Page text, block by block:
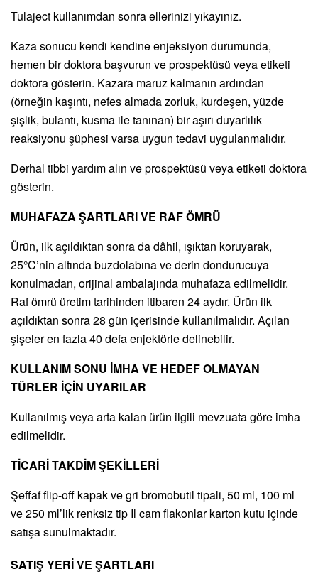
Tulaject kullanımdan sonra ellerinizi yıkayınız.
Kaza sonucu kendi kendine enjeksiyon durumunda,
hemen bir doktora başvurun ve prospektüsü veya etiketi
doktora gösterin. Kazara maruz kalmanın ardından
(örneğin kaşıntı, nefes almada zorluk, kurdeşen, yüzde
şişlik, bulantı, kusma ile tanınan) bir aşırı duyarlılık
reaksiyonu şüphesi varsa uygun tedavi uygulanmalıdır.
Derhal tibbi yardım alın ve prospektüsü veya etiketi doktora
gösterin.
MUHAFAZA ŞARTLARI VE RAF ÖMRÜ
Ürün, ilk açıldıktan sonra da dâhil, ışıktan koruyarak,
25°C’nin altında buzdolabına ve derin dondurucuya
konulmadan, orijinal ambalajında muhafaza edilmelidir.
Raf ömrü üretim tarihinden itibaren 24 aydır. Ürün ilk
açıldıktan sonra 28 gün içerisinde kullanılmalıdır. Açılan
şişeler en fazla 40 defa enjektörle delinebilir.
KULLANIM SONU İMHA VE HEDEF OLMAYAN
TÜRLER İÇİN UYARILAR
Kullanılmış veya arta kalan ürün ilgili mevzuata göre imha
edilmelidir.
TİCARİ TAKDİM ŞEKİLLERİ
Şeffaf flip-off kapak ve gri bromobutil tipali, 50 ml, 100 ml
ve 250 ml’lik renksiz tip Il cam flakonlar karton kutu içinde
satışa sunulmaktadır.
SATIŞ YERİ VE ŞARTLARI